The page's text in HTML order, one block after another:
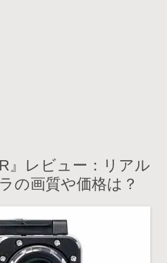
』レビュー：リアル
の画質や価格は？